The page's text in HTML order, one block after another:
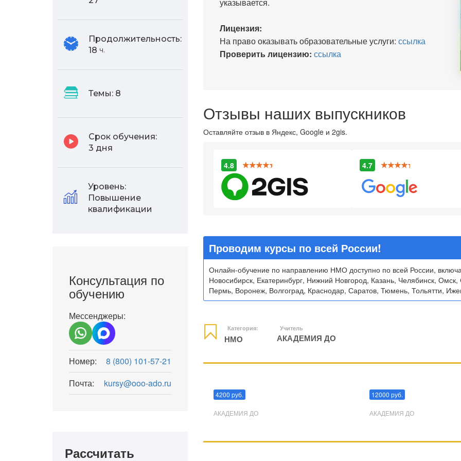
Продолжительность:
18 ч.
Темы: 8
Срок обучения:
3 дня
Уровень:
Повышение
квалификации
Консультация по
обучению
Мессенджеры:
Номер:
8 (800) 101-57-21
Почта:
kursy@ooo-ado.ru
Рассчитать
Лицензия:
На право оказывать образовательные услуги: ссылка
Проверить лицензию: ссылка
Отзывы наших выпускников
Оставляйте отзыв в Яндекс, Google и 2gis.
4.8 4.7
Проводим курсы по всей России!
Онлайн-обучение по направлению НМО доступно по всей России,
Новосибирск, Екатеринбург, Нижний Новгород, Казань, Челябинск,
Пермь, Воронеж, Волгоград, Краснодар, Саратов, Тюмень, Тольятти,
Категория:
НМО
Учитель
АКАДЕМИЯ ДО
4200 руб.
АКАДЕМИЯ ДО
12000 руб.
АКАДЕМИЯ ДО